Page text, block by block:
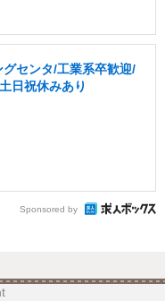
センタ/工業系卒歓迎/
日祝休みあり
Sponsored by